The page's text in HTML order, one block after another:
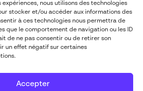
expériences, nous utilisons des technologies
stocker et/ou accéder aux informations des
à ces technologies nous permettra de
que le comportement de navigation ou les ID
de ne pas consentir ou de retirer son
un effet négatif sur certaines
Accepter